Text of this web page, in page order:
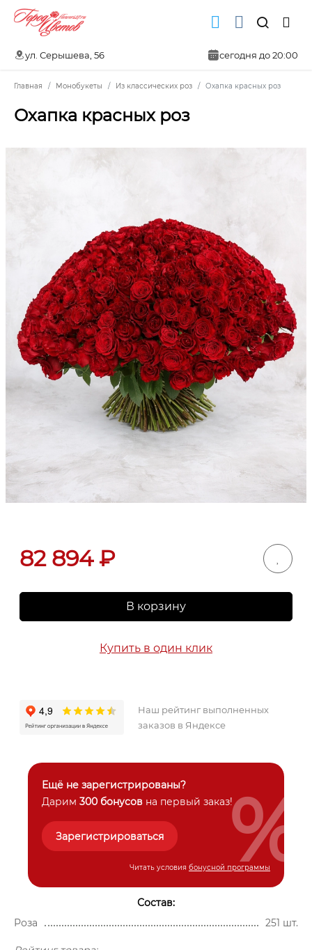
ул. Серышева, 56 сегодня до 20:00
Главная Монобукеты Из классических роз Охапка красных роз
Охапка красных роз
82 894₽
В корзину
Купить в один клик
Наш рейтинг выполненных
заказов в Яндексе
Ещё не зарегистрированы?
Дарим 300 бонусов на первый заказ!
Зарегистрироваться
Читать условия бонусной программы
%
Состав:
Роза
251 шт.